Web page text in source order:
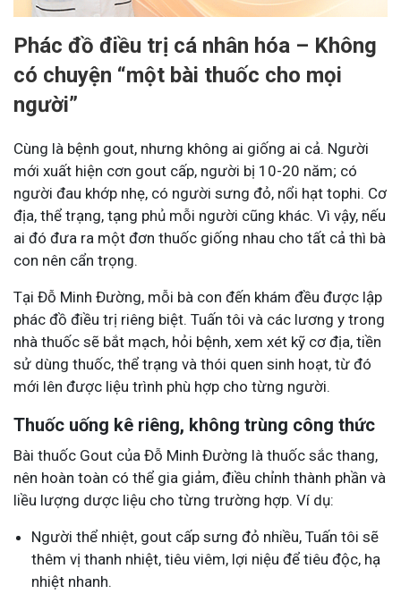
Phác đồ điều trị cá nhân hóa – Không
có chuyện “một bài thuốc cho mọi
người”
Cùng là bệnh gout, nhưng không ai giống ai cả. Người
mới xuất hiện cơn gout cấp, người bị 10-20 năm; có
người đau khớp nhẹ, có người sưng đỏ, nổi hạt tophi. Cơ
địa, thể trạng, tạng phủ mỗi người cũng khác. Vì vậy, nếu
ai đó đưa ra một đơn thuốc giống nhau cho tất cả thì bà
con nên cẩn trọng.
Tại Đỗ Minh Đường, mỗi bà con đến khám đều được lập
phác đồ điều trị riêng biệt. Tuấn tôi và các lương y trong
nhà thuốc sẽ bắt mạch, hỏi bệnh, xem xét kỹ cơ địa, tiền
sử dùng thuốc, thể trạng và thói quen sinh hoạt, từ đó
mới lên được liệu trình phù hợp cho từng người.
Thuốc uống kê riêng, không trùng công thức
Bài thuốc Gout của Đỗ Minh Đường là thuốc sắc thang,
nên hoàn toàn có thể gia giảm, điều chỉnh thành phần và
liều lượng dược liệu cho từng trường hợp. Ví dụ:
Người thể nhiệt, gout cấp sưng đỏ nhiều, Tuấn tôi sẽ
thêm vị thanh nhiệt, tiêu viêm, lợi niệu để tiêu độc, hạ
nhiệt nhanh.